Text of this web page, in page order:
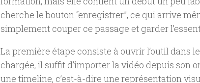
cherche le bouton “enregistrer”, ce qui arrive
simplement couper ce passage et garder
La première étape consiste à ouvrir l’outil dans
chargée, il suffit d’importer la vidéo depuis son
une timeline, c’est-à-dire une représentation